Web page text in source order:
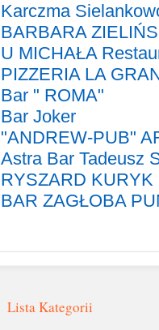
Karczma
BARBARA
U MICHAŁA
PIZZERIA LA
Bar " ROMA"
Bar Joker
"ANDREW-PUB"
Astra Bar Tadeusz
RYSZARD
BAR ZAGŁOBA
Lista Kategorii